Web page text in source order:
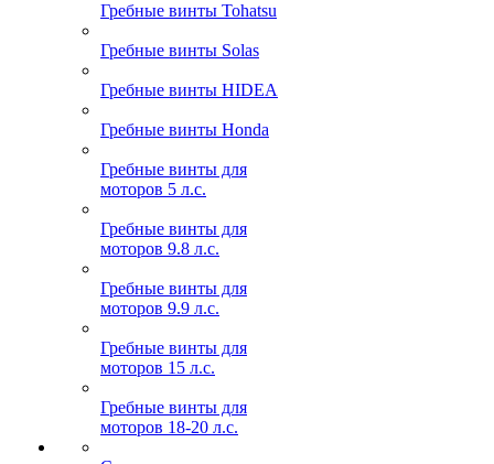
Гребные винты Tohatsu
Гребные винты Solas
Гребные винты HIDEA
Гребные винты Honda
Гребные винты для
моторов 5 л.с.
Гребные винты для
моторов 9.8 л.с.
Гребные винты для
моторов 9.9 л.с.
Гребные винты для
моторов 15 л.с.
Гребные винты для
моторов 18-20 л.с.